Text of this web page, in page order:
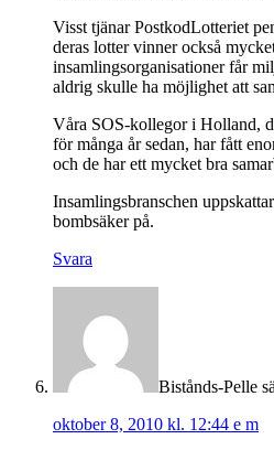
Visst tjänar PostkodLotteriet
deras lotter vinner också
insamlingsorganisationer får
aldrig skulle ha möjlighet att
Våra SOS-kollegor i Holland,
för många år sedan, har fått
och de har ett mycket bra
Insamlingsbranschen
bombsäker på.
Svara
Bistånds-Pelle
oktober 8, 2010 kl. 12:44 e m